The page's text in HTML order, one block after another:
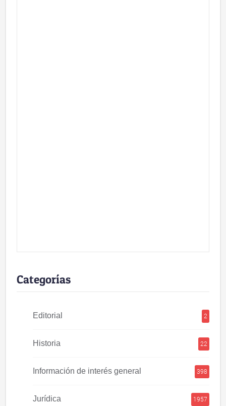
Categorías
Editorial 2
Historia 22
Información de interés general 398
Jurídica 1957